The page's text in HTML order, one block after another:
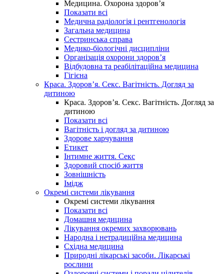
Медицина. Охорона здоров’я
Показати всі
Медична радіологія і рентгенологія
Загальна медицина
Сестринська справа
Медико-біологічні дисципліни
Організація охорони здоров’я
Відбудовна та реабілітаційна медицина
Гігієна
Краса. Здоров’я. Секс. Вагітність. Догляд за
дитиною
Краса. Здоров’я. Секс. Вагітність. Догляд за
дитиною
Показати всі
Вагітність і догляд за дитиною
Здорове харчування
Етикет
Інтимне життя. Секс
Здоровий спосіб життя
Зовнішність
Імідж
Окремі системи лікування
Окремі системи лікування
Показати всі
Домашня медицина
Лікування окремих захворювань
Народна і нетрадиційна медицина
Східна медицина
Природні лікарські засоби. Лікарські
рослини